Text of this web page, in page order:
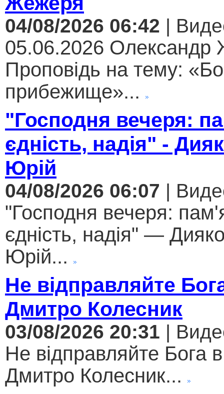
04/08/2026 06:42 |
05.06.2026 Олександр
Проповідь на тему:
прибежище»...
"Господня вечеря:
єдність, надія" -
Юрій
04/08/2026 06:07 |
"Господня вечеря:
єдність, надія" —
Юрій...
Не відправляйте
Дмитро Колесник
03/08/2026 20:31 |
Не відправляйте Бога
Дмитро Колесник...